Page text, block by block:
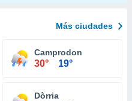
Más ciudades
Camprodon
30° 19°
Dòrria